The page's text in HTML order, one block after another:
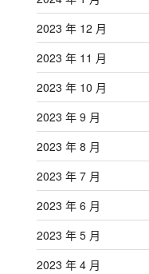
2023 年 12 月
2023 年 11 月
2023 年 10 月
2023 年 9 月
2023 年 8 月
2023 年 7 月
2023 年 6 月
2023 年 5 月
2023 年 4 月